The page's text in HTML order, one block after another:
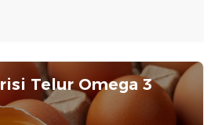
Telur Omega 3